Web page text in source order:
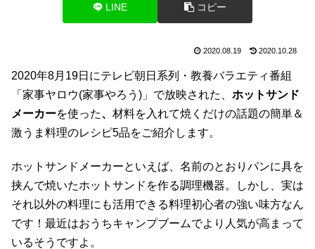
LINE コピー
2020.08.19 2020.10.28
2020年8月19日にテレビ朝日系列・教養バラエティ番組
「家事ヤロウ(家事やろう)」で放映された、 ホットサンド
メーカーを使った、 材料を入れて焼くだけの話題の簡単＆
激うま料理のレシピ5品をご紹介します。
ホットサンドメーカーといえば、名前のとおりパンに具を
挟んで焼いたホットサンドを作る調理機器。しかし、実は
それ以外の料理にも活用できる料理初心者の強い味方なん
です！最近はおうちキャンプブームでより人気が高まって
いるそうですよ。